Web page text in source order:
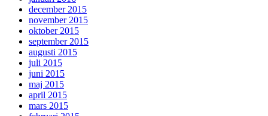
december 2015
november 2015
oktober 2015
september 2015
augusti 2015
juli 2015
juni 2015
maj 2015
april 2015
mars 2015